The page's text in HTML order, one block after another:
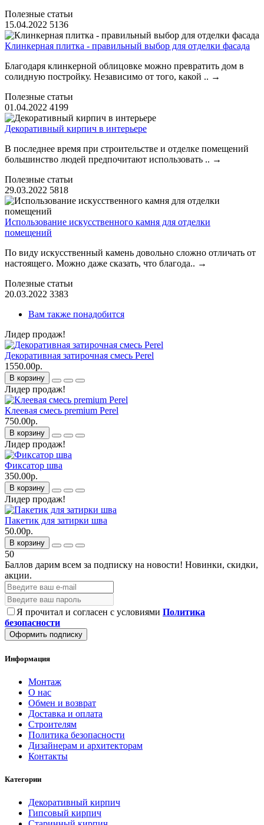
Полезные статьи
15.04.2022 5136
Клинкерная плитка - правильный выбор для отделки фасада
Благодаря клинкерной облицовке можно превратить дом в
солидную постройку. Независимо от того, какой .. →
Полезные статьи
01.04.2022 4199
Декоративный кирпич в интерьере
В последнее время при строительстве и отделке помещений
большинство людей предпочитают использовать .. →
Полезные статьи
29.03.2022 5818
Использование искусственного камня для отделки
помещений
По виду искусственный камень довольно сложно отличать от
настоящего. Можно даже сказать, что благода.. →
Полезные статьи
20.03.2022 3383
Вам также понадобится
Лидер продаж!
Декоративная затирочная смесь Perel
1550.00р.
В корзину
Лидер продаж!
Клеевая смесь premium Perel
750.00р.
В корзину
Лидер продаж!
Фиксатор шва
350.00р.
В корзину
Лидер продаж!
Пакетик для затирки шва
50.00р.
В корзину
50
Баллов дарим всем за подписку на новости! Новинки, скидки,
акции.
Я прочитал и согласен с условиями Политика
безопасности
Оформить подписку
Информация
Монтаж
О нас
Обмен и возврат
Доставка и оплата
Строителям
Политика безопасности
Дизайнерам и архитекторам
Контакты
Категории
Декоративный кирпич
Гипсовый кирпич